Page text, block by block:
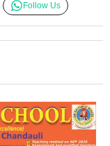
Follow Us